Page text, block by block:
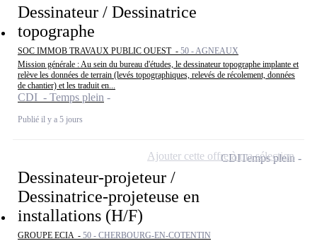
Dessinateur / Dessinatrice
topographe
SOC IMMOB TRAVAUX PUBLIC OUEST - 50 - AGNEAUX
Mission générale : Au sein du bureau d'études, le dessinateur topographe implante et
relève les données de terrain (levés topographiques, relevés de récolement, données
de chantier) et les traduit en...
CDI - Temps plein
Publié il y a 5 jours
Dessinateur-projeteur /
Dessinatrice-projeteuse en
installations (H/F)
GROUPE ECIA - 50 - CHERBOURG-EN-COTENTIN
CDITemps plein
Ajouter cette offre à ma sélection